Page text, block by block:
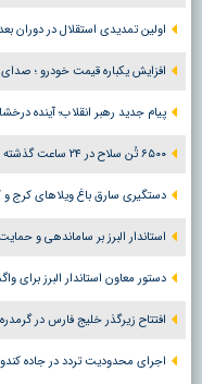
اولین تمدیدی استقلال در
افزایش یکباره قیمت خودرو ؛
پیام جدید رهبر انقلاب؛ آینده
۶۵۰۰ تُن سلاح در ۲۴ ساعت گذشته از آمریکا به اسرائیل ارسال شد
دستگیری سارق باغ ویلاهای کرج و کشف ۵۶
استاندار البرز بر ساماندهی و
دستور معاون استاندار البرز برای واگذاری ۴۳۰۰ واحد مسکونی
افتتاح زیرگذر خلیج فارس در
اجرای محدودیت تردد در جاده کندوان و